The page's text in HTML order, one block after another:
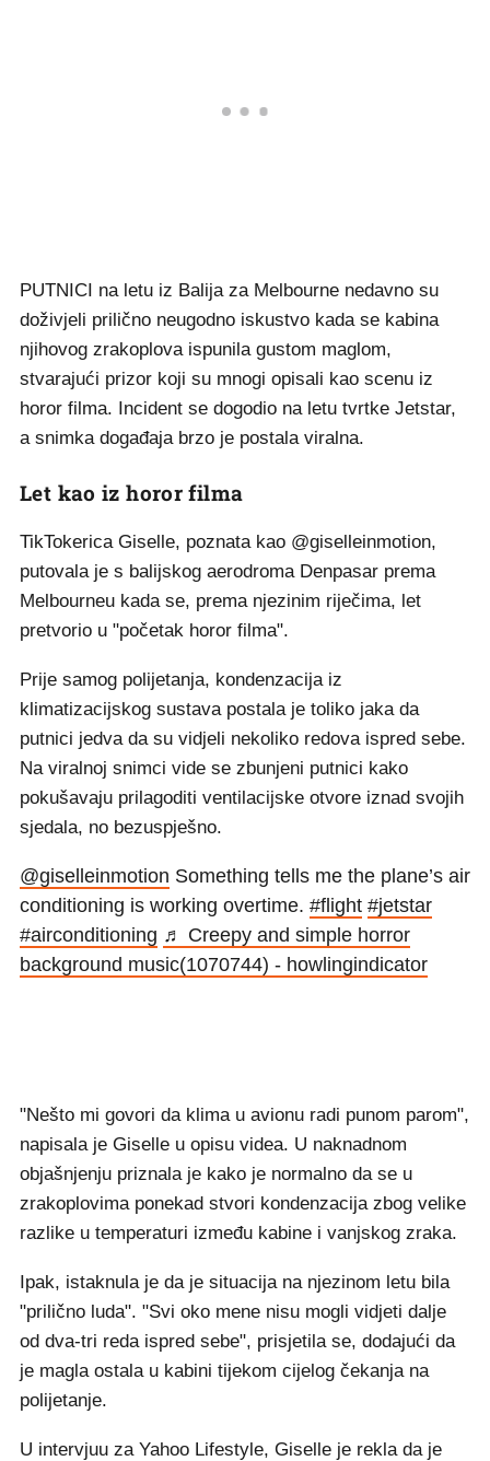
PUTNICI na letu iz Balija za Melbourne nedavno su
doživjeli prilično neugodno iskustvo kada se kabina
njihovog zrakoplova ispunila gustom maglom,
stvarajući prizor koji su mnogi opisali kao scenu iz
horor filma. Incident se dogodio na letu tvrtke Jetstar,
a snimka događaja brzo je postala viralna.
Let kao iz horor filma
TikTokerica Giselle, poznata kao @giselleinmotion,
putovala je s balijskog aerodroma Denpasar prema
Melbourneu kada se, prema njezinim riječima, let
pretvorio u "početak horor filma".
Prije samog polijetanja, kondenzacija iz
klimatizacijskog sustava postala je toliko jaka da
putnici jedva da su vidjeli nekoliko redova ispred sebe.
Na viralnoj snimci vide se zbunjeni putnici kako
pokušavaju prilagoditi ventilacijske otvore iznad svojih
sjedala, no bezuspješno.
@giselleinmotion Something tells me the plane’s air
conditioning is working overtime. #flight #jetstar
#airconditioning ♬ Creepy and simple horror
background music(1070744) - howlingindicator
"Nešto mi govori da klima u avionu radi punom parom",
napisala je Giselle u opisu videa. U naknadnom
objašnjenju priznala je kako je normalno da se u
zrakoplovima ponekad stvori kondenzacija zbog velike
razlike u temperaturi između kabine i vanjskog zraka.
Ipak, istaknula je da je situacija na njezinom letu bila
"prilično luda". "Svi oko mene nisu mogli vidjeti dalje
od dva-tri reda ispred sebe", prisjetila se, dodajući da
je magla ostala u kabini tijekom cijelog čekanja na
polijetanje.
U intervjuu za Yahoo Lifestyle, Giselle je rekla da je